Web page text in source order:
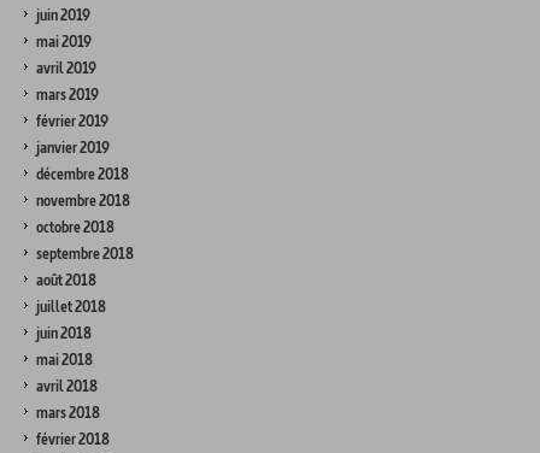
juin 2019
mai 2019
avril 2019
mars 2019
février 2019
janvier 2019
décembre 2018
novembre 2018
octobre 2018
septembre 2018
août 2018
juillet 2018
juin 2018
mai 2018
avril 2018
mars 2018
février 2018